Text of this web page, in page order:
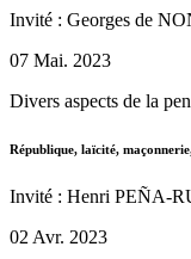
Invité : Georges de
07 Mai. 2023
Divers aspects de la
République, laïcité,
Invité : Henri PEÑA-
02 Avr. 2023